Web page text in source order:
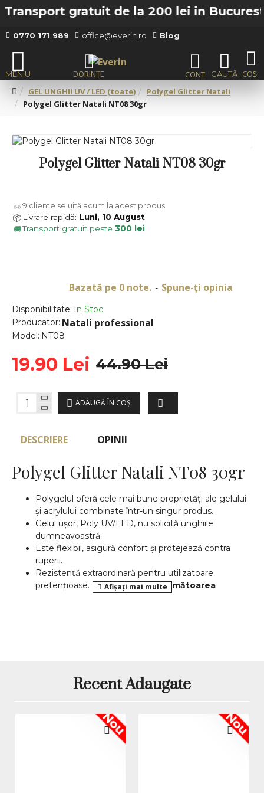
gratuit de la 200 lei in Bucuresti
0770 171 989 office@everin.ro Blog
GEL UNGHII UV / LED (toate)
Polygel Glitter Natali
Polygel Glitter Natali NT08 30gr
Polygel Glitter Natali NT08 30gr
Disponibilitate: In Stoc
Producator: Natali professional
Model: NT08
Bazată pe 0 note. - Spune-ţi opinia
19.90 Lei 44.90 Lei
ADAUGĂ ÎN COŞ
👀 9 cliente se uită acum la acest produs
📦 Livrare rapidă: Luni, 10 August
🚚Transport gratuit peste 300 lei
DESCRIERE OPINII
Polygel Glitter Natali NT08 30gr
Polygelul oferă cele mai bune proprietăți ale gelului
și acrylului combinate într-un singur produs.
Gelul ușor, Poly UV/LED, nu solicită unghiile
dumneavoastră.
Este flexibil, asigură confort și protejează contra
ruperii.
Rezistență extraordinară pentru utilizatoare
pretențioase. Rezistă până la următoarea
CE ESTE POLYGEL? TOT CE ESTE MAI BUN DIN GEL
Gelul Poly UV/LED combină tot ce este mai bun din
sistemul cu gel și acryl. Specialiștii din domeniul unghiilor
au venit cu așa-zisa ”calea de mijloc dulce”, care le
Recent Adaugate
Nou Nou